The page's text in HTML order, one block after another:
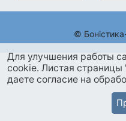
©
Для улучшения работы
cookie. Листая страницы
даете согласие на